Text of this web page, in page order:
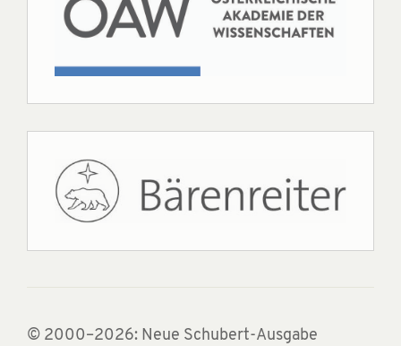
© 2000–2026: Neue Schubert-Ausgabe